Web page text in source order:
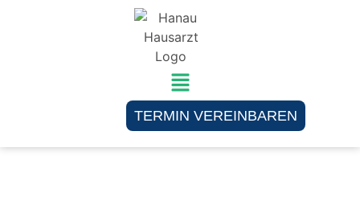
TERMIN VEREINBAREN